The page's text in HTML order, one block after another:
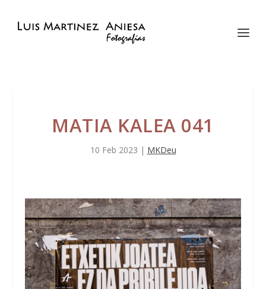
MATIA KALEA 041
10 Feb 2023 | MKDeu